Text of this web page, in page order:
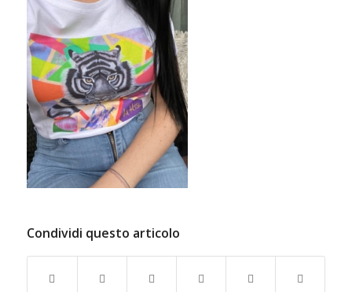
Condividi questo articolo